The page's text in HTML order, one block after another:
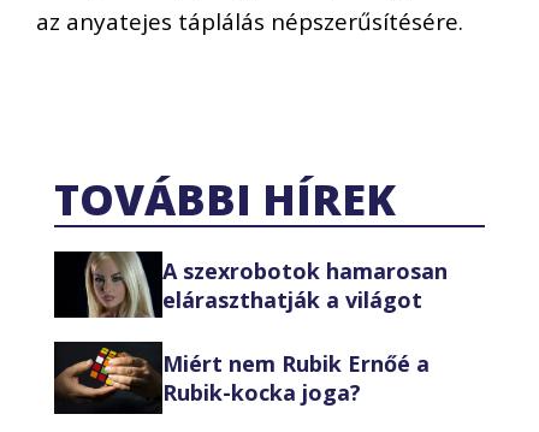
az anyatejes táplálás népszerűsítésére.
TOVÁBBI HÍREK
A szexrobotok hamarosan
eláraszthatják a világot
Miért nem Rubik Ernőé a
Rubik-kocka joga?